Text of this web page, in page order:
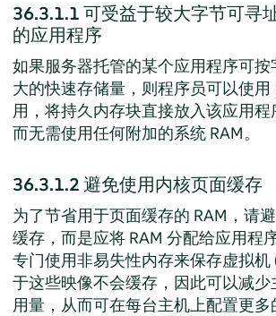
36.3.1.1可受益于较大字节可寻
的应用程序
如果服务器托管的某个应用程序可
大的快速存储量，则程序员可以使用
用，将持久内存块直接放入该应用程
而无需使用任何附加的系统 RAM。
36.3.1.2避免使用内核页面缓存
为了节省用于页面缓存的 RAM，请
缓存，而是应将 RAM 分配给应用程
专门使用非易失性内存来保存虚拟机
于这些映像不会缓存，因此可以减
用量，从而可在每台主机上配置更多